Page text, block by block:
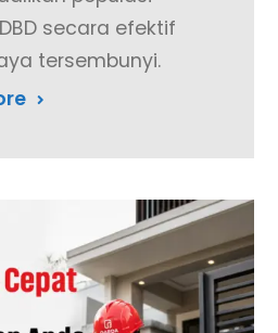
secara efektif
tersembunyi.